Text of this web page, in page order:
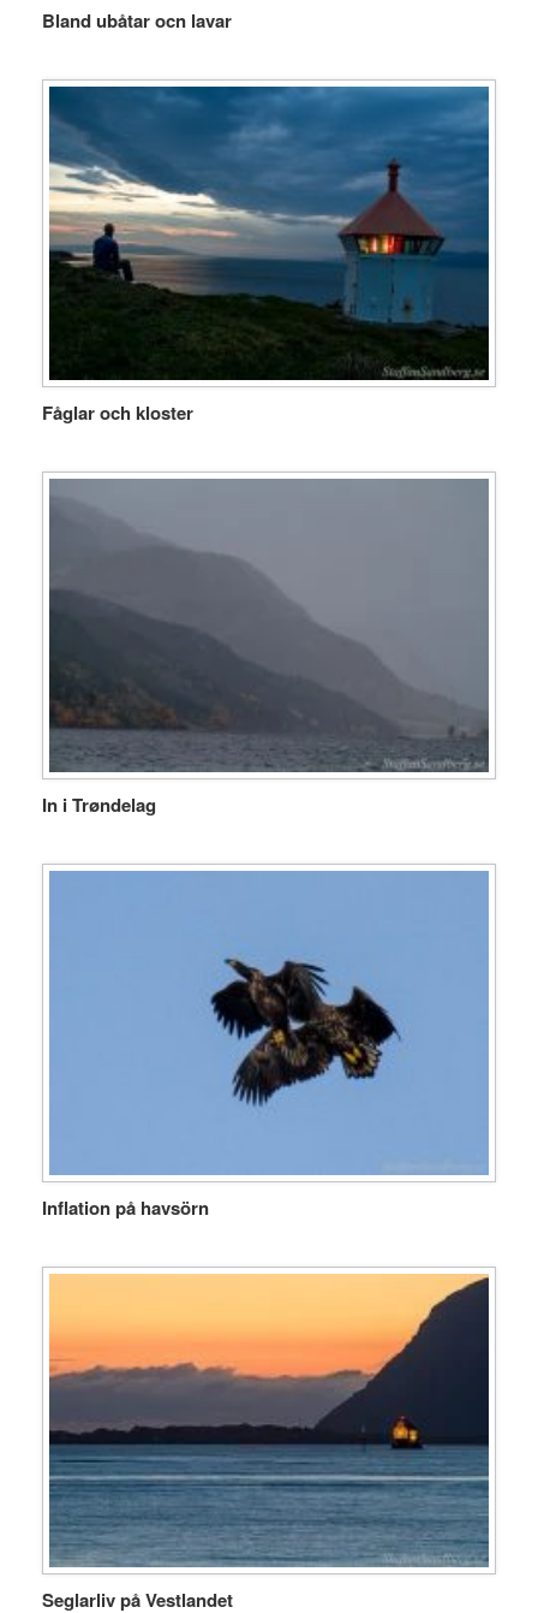
Bland ubåtar ocn lavar
Fåglar och kloster
In i Trøndelag
Inflation på havsörn
Seglarliv på Vestlandet